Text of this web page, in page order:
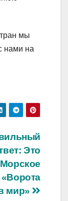
мы
нами на
Это
мир»